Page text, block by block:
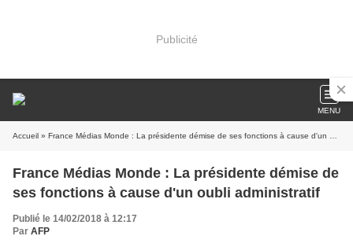
Publicité
MENU
Accueil » France Médias Monde : La présidente démise de ses fonctions à cause d'un oubli administratif
France Médias Monde : La présidente démise de
ses fonctions à cause d'un oubli administratif
Publié le 14/02/2018 à 12:17
Par AFP